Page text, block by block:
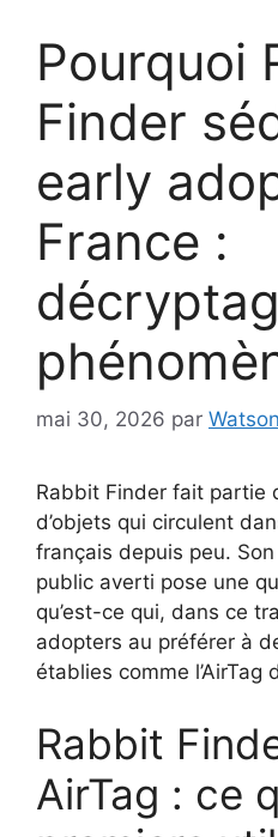
Pourquoi
Finder
early
France :
mai 30, 2026 par Watson
Rabbit Finder fait partie
d’objets qui circulent
français depuis peu.
public averti pose une
qu’est-ce qui, dans ce
adopters au préférer à
établies comme l’AirTag
Rabbit
AirTag : ce